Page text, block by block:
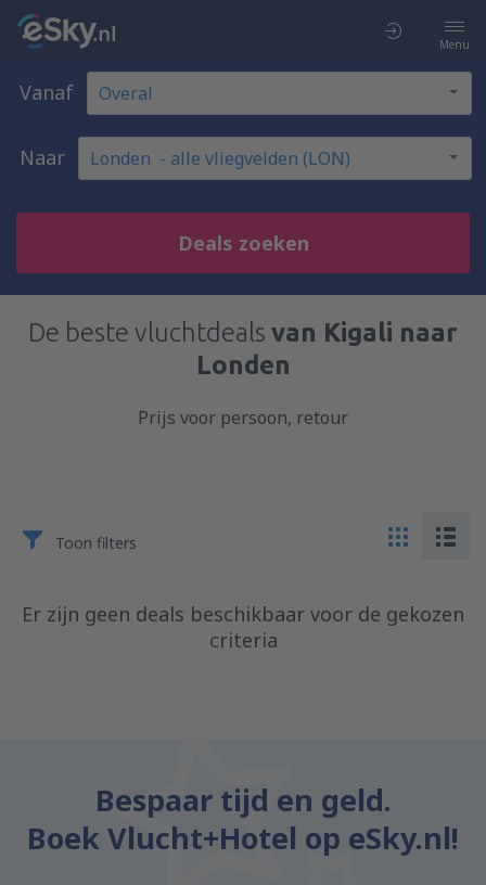
Menu
Vanaf
Naar
Deals zoeken
De beste vluchtdeals van Kigali naar
Londen
Prijs voor persoon, retour
Toon filters
Er zijn geen deals beschikbaar voor de gekozen
criteria
Bespaar tijd en geld.
Boek Vlucht+Hotel op eSky.nl!